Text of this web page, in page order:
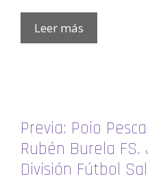
Leer más
Previa: Poio
Rubén Burela FS.
División Fútbol